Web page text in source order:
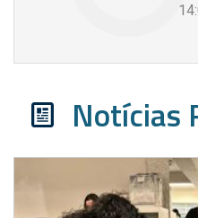
Notícias